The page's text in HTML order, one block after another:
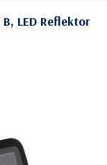
LED Reflektor